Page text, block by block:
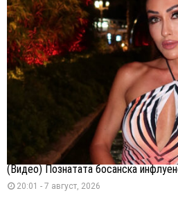
(Видео) Познатата босанска
20:01 - 7 август, 2026